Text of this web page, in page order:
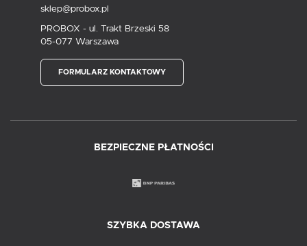
sklep@probox.pl
PROBOX - ul. Trakt Brzeski 58
05-077 Warszawa
FORMULARZ KONTAKTOWY
BEZPIECZNE PŁATNOŚCI
SZYBKA DOSTAWA